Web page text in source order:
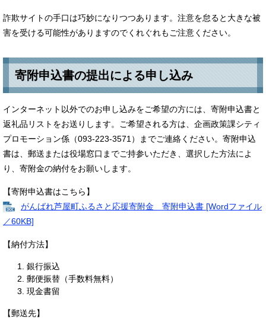
詐欺サイトの手口は巧妙になりつつあります。注意を怠ると大きな被
害を受ける可能性がありますのでくれぐれもご注意ください。
寄附申込書の提出による申し込み
インターネット以外でのお申し込みをご希望の方には、寄附申込書と
返礼品リストをお送りします。ご希望される方は、企画政策課シティ
プロモーション係（093-223-3571）までご連絡ください。寄附申込
書は、郵送または役場窓口までご持参いただき、選択した方法によ
り、寄附金の納付をお願いします。
【寄附申込書はこちら】
がんばれ芦屋町ふるさと応援寄附金 寄附申込書 [Wordファイル
／60KB]
【納付方法】
銀行振込
郵便振替（手数料無料）
現金書留
【郵送先】